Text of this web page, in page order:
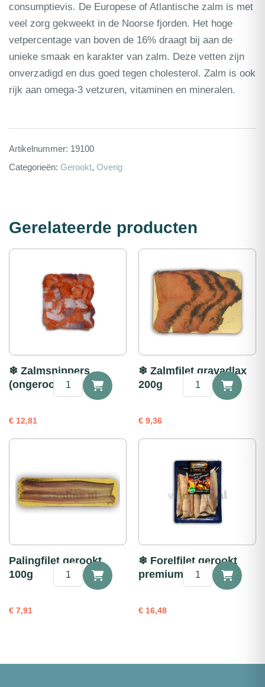
consumptievis. De Europese of Atlantische zalm is met
veel zorg gekweekt in de Noorse fjorden. Het hoge
vetpercentage van boven de 16% draagt bij aan de
unieke smaak en karakter van zalm. Deze vetten zijn
onverzadigd en dus goed tegen cholesterol. Zalm is ook
rijk aan omega-3 vetzuren, vitaminen en mineralen.
Artikelnummer: 19100
Categorieën: Gerookt, Overig
Gerelateerde producten
❄ Zalmsnippers
(ongerookt) ca. 1kg
€ 12,81
Zalmsnippers
(ongerookt)
aantal
❄ Zalmfilet gravadlax
200g
€ 9,36
Zalmfilet
gravadlax
Palingfilet gerookt
100g
€ 7,91
Palingfilet
gerookt
❄ Forelfilet gerookt
premium 500g
€ 16,48
Forelfilet